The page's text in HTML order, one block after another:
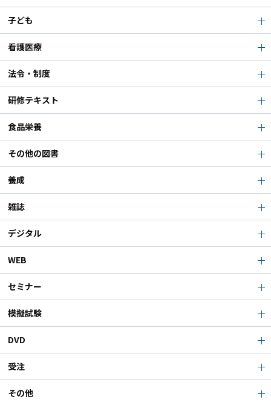
子ども
看護医療
法令・制度
研修テキスト
食品栄養
その他の図書
養成
雑誌
デジタル
WEB
セミナー
模擬試験
DVD
受注
その他